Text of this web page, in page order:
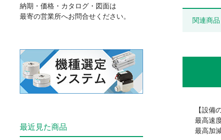
関連商品
【設備
最高速
最高加
納期・価格・カタログ・図面は
最寄の営業所へお問合せください。
最近見た商品